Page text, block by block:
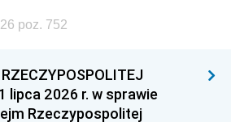
poz. 752
lipca 2026 r. w sprawie
Rzeczypospolitej